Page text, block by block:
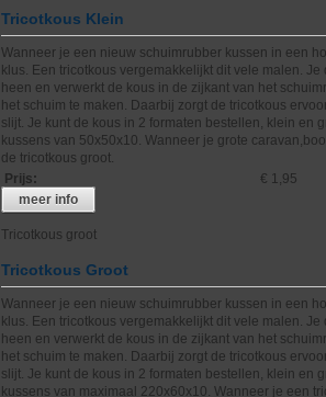
Tricotkous Klein
Wanneer je een nieuw schuimrubber kussen in een
klus. Een tricotkous vergemakkelijkt dit vele malen.
heen en verwerkt de kous in de zijkant van het
het schuim te maken. Daarbij zorgt de tricotkous
slijt. Je kunt de kous in 2 formaten bestellen, klein en
kussens van 50x50x10. Wanneer je grote
de tricotkous groot.
Prijs:
€ 1,95
meer info
Tricotkous groot
Tricotkous Groot
Wanneer je een nieuw schuimrubber kussen in een
klus. Een tricotkous vergemakkelijkt dit vele malen.
heen en verwerkt de kous in de zijkant van het
het schuim te maken. Daarbij zorgt de tricotkous
slijt. Je kunt de kous in 2 formaten bestellen, klein en
kussens van maximaal 220x60x10. Wanneer je een